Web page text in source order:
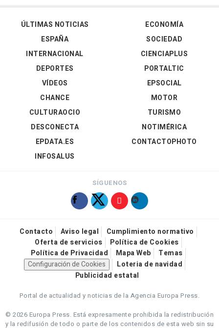
ÚLTIMAS NOTICIAS
ESPAÑA
INTERNACIONAL
DEPORTES
VÍDEOS
ECONOMÍA
SOCIEDAD
CIENCIAPLUS
PORTALTIC
EPSOCIAL
CHANCE
CULTURAOCIO
DESCONECTA
EPDATA.ES
INFOSALUS
MOTOR
TURISMO
NOTIMÉRICA
CONTACTOPHOTO
SÍGUENOS
Contacto Aviso legal
Cumplimiento normativo
Oferta de servicios
Política de Cookies
Política de Privacidad
Mapa Web
Temas
Configuración de Cookies
Loteria de navidad
Publicidad estatal
Portal de actualidad y noticias de la Agencia Europa Press.
© 2026 Europa Press. Está expresamente prohibida la redistribución
y la redifusión de todo o parte de los contenidos de esta web sin su